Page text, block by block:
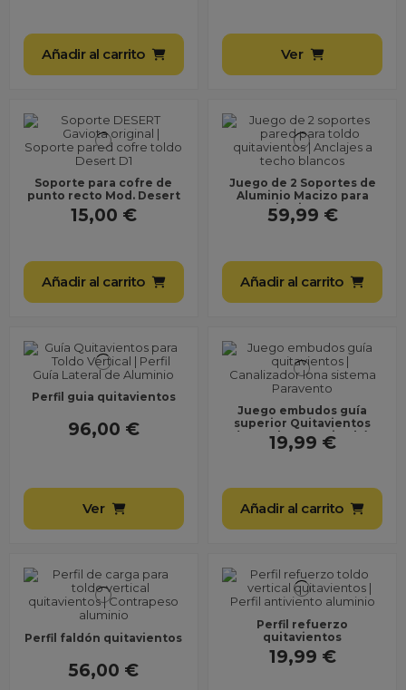
Añadir al carrito Ver
Soporte para cofre de
punto recto Mod. Desert
15,00 €
Añadir al carrito
Juego de 2 Soportes de
Aluminio Macizo para
Quitavientos ●
Enganches
59,99 €
Añadir al carrito
Perfil guia quitavientos
96,00 €
Ver
Juego embudos guía
superior Quitavientos
(Derecha + Izquierda)
19,99 €
Añadir al carrito
Perfil faldón quitavientos
56,00 €
Perfil refuerzo
quitavientos
19,99 €